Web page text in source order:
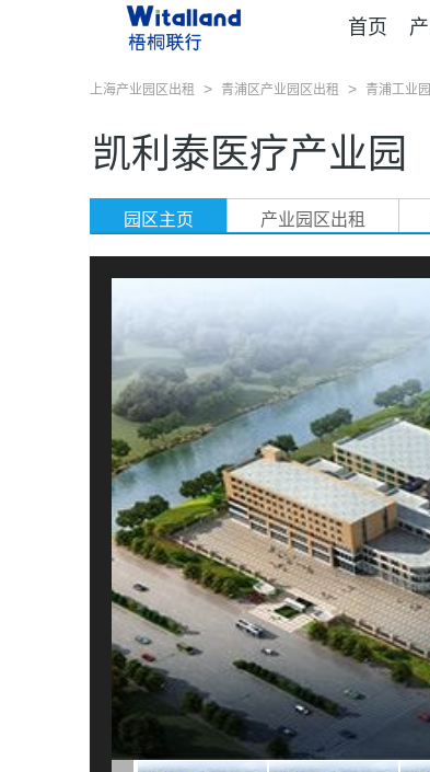
首页
上海产业园区出租 > 青浦区产业园区出租 > 青浦工业
凯利泰医疗产业园
园区主页 产业园区出租